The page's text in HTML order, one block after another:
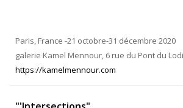
Paris, France -21 octobre-31 décembre 2020
galerie Kamel Mennour, 6 rue du Pont du Lodi
https://kamelmennour.com